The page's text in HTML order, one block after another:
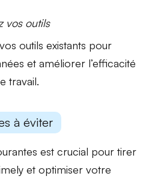
vos outils
outils existants pour
et améliorer l’efficacité
travail.
à éviter
est crucial pour tirer
et optimiser votre